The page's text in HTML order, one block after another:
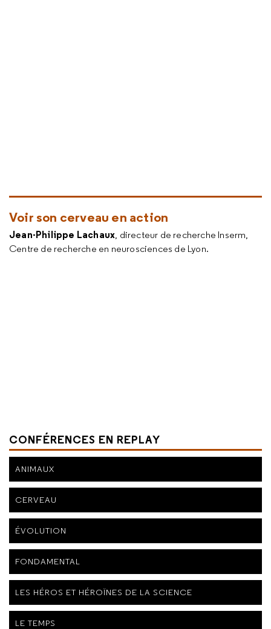
Voir son cerveau en action
Jean-Philippe Lachaux, directeur de recherche Inserm,
Centre de recherche en neurosciences de Lyon.
CONFÉRENCES EN REPLAY
ANIMAUX
CERVEAU
ÉVOLUTION
FONDAMENTAL
LES HÉROS ET HÉROÏNES DE LA SCIENCE
LE TEMPS